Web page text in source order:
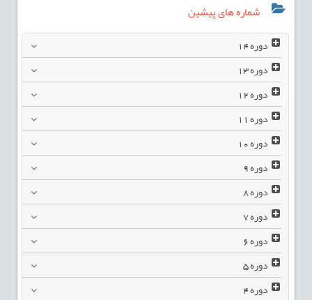
شماره های پیشین
دوره14
دوره13
دوره12
دوره11
دوره10
دوره9
دوره8
دوره7
دوره6
دوره5
دوره4